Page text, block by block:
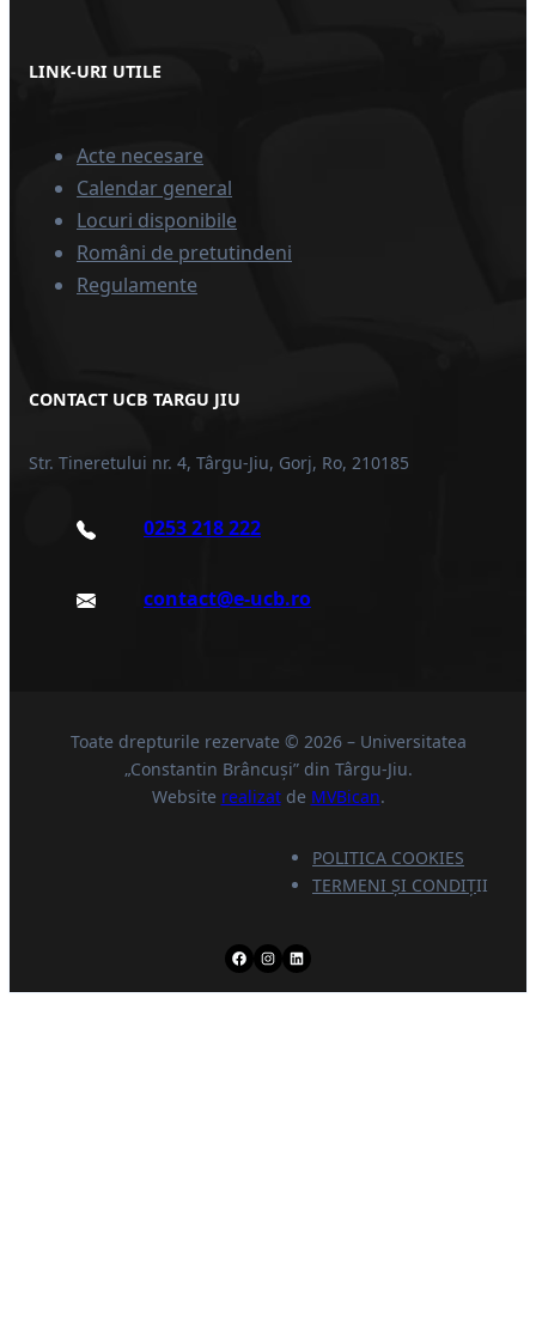
LINK-URI UTILE
Acte necesare
Calendar general
Locuri disponibile
Români de pretutindeni
Regulamente
CONTACT UCB TARGU JIU
Str. Tineretului nr. 4, Târgu-Jiu, Gorj, Ro, 210185
0253 218 222
contact@e-ucb.ro
Toate drepturile rezervate © 2026 – Universitatea
„Constantin Brâncuși” din Târgu-Jiu.
Website realizatde MVBican.
POLITICA COOKIES
TERMENI ȘI CONDIŢII